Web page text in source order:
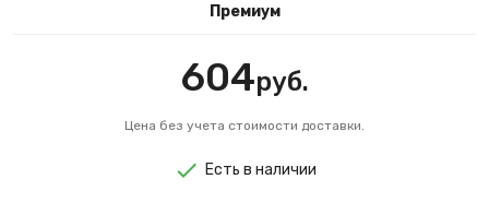
Премиум
604руб.
Цена без учета стоимости доставки.
Есть в наличии